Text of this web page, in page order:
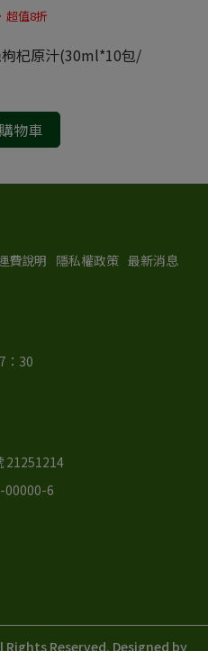
超值8折
杞原汁(30ml*10包/
物車
費說明 隱私權政策 最新消息
：30
21251214
00000-6
Rights Reserved. Designed by